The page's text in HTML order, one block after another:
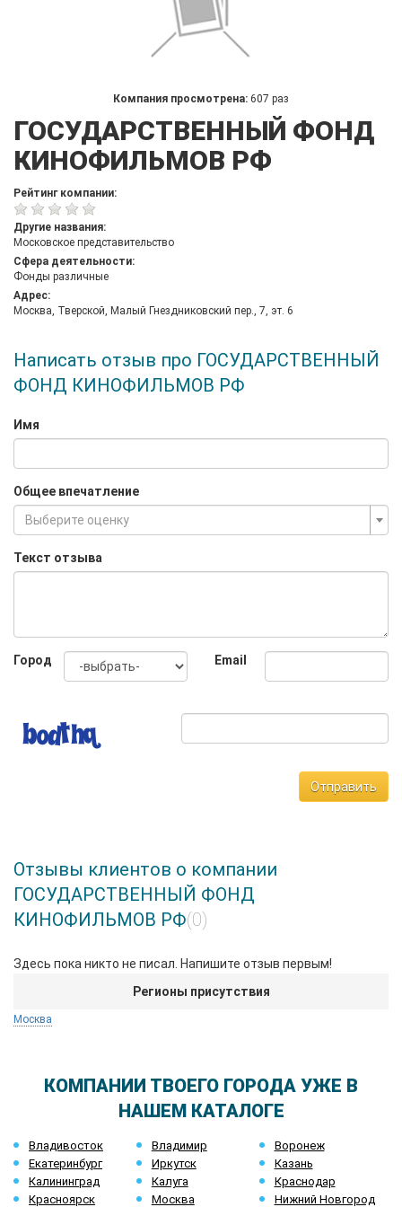
Компания просмотрена: 607 раз
ГОСУДАРСТВЕННЫЙ ФОНД
КИНОФИЛЬМОВ РФ
Рейтинг компании:
Другие названия:
Московское представительство
Сфера деятельности:
Фонды различные
Адрес:
Москва, Тверской, Малый Гнездниковский пер., 7, эт. 6
Написать отзыв про ГОСУДАРСТВЕННЫЙ
ФОНД КИНОФИЛЬМОВ РФ
Имя
Общее впечатление
Выберите оценку
Текст отзыва
Город Email
Отправить
Отзывы клиентов о компании
ГОСУДАРСТВЕННЫЙ ФОНД
КИНОФИЛЬМОВ РФ(0)
Здесь пока никто не писал. Напишите отзыв первым!
Регионы присутствия
Москва
КОМПАНИИ ТВОЕГО ГОРОДА УЖЕ В
НАШЕМ КАТАЛОГЕ
Владивосток Владимир
Воронеж
Екатеринбург
Иркутск
Казань
Калининград
Калуга
Краснодар
Красноярск
Москва Нижний Новгород